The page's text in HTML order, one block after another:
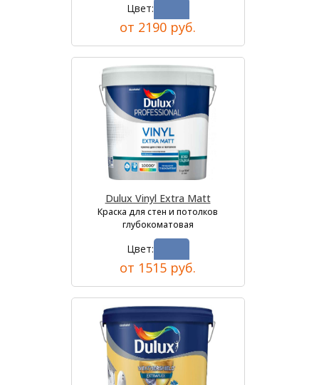
Цвет:
от 2190 руб.
Dulux Vinyl Extra Matt
Краска для стен и потолков
глубокоматовая
Цвет:
от 1515 руб.